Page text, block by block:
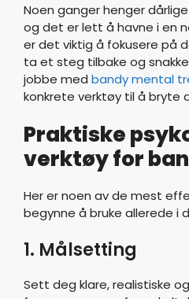
Noen ganger henger
og det er lett å havne i en
er det viktig å fokusere på
ta et steg tilbake og
jobbe med bandy mental
konkrete verktøy til å bryte
Praktiske
verktøy for
Her er noen av de mest
begynne å bruke allerede i
1. Målsetting
Sett deg klare, realistiske